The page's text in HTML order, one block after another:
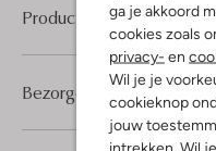
ga je akkoord
cookies zoals
privacy- en
Wil je je
cookieknop
jouw
intrekken. Wil
Product informatie
Bezorgen & retourneren